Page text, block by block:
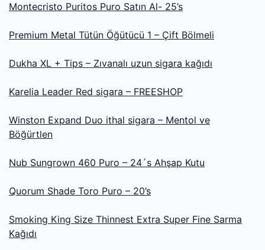
Montecristo Puritos Puro Satın Al- 25’s
Premium Metal Tütün Öğütücü 1 – Çift Bölmeli
Dukha XL + Tips – Zıvanalı uzun sigara kağıdı
Karelia Leader Red sigara – FREESHOP
Winston Expand Duo ithal sigara – Mentol ve
Böğürtlen
Nub Sungrown 460 Puro – 24´s Ahşap Kutu
Quorum Shade Toro Puro – 20’s
Smoking King Size Thinnest Extra Super Fine Sarma
Kağıdı